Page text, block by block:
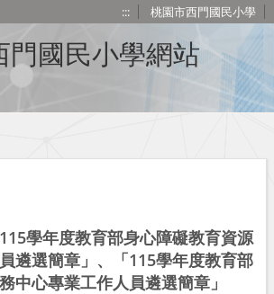
::: 桃園市西門國民小學
學年度教育部身心障礙教育資源
遴選簡章」、「115學年度教育部
中心專業工作人員遴選簡章」